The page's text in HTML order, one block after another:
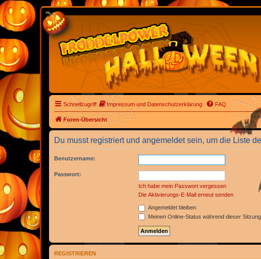
Schnellzugriff Impressum und Datenschutzerklärung FAQ
Foren-Übersicht
Du musst registriert und angemeldet sein, um die Liste
Benutzername:
Passwort:
Ich habe mein Passwort vergessen
Die Aktivierungs-E-Mail erneut senden
Angemeldet bleiben
Meinen Online-Status während dieser
REGISTRIEREN